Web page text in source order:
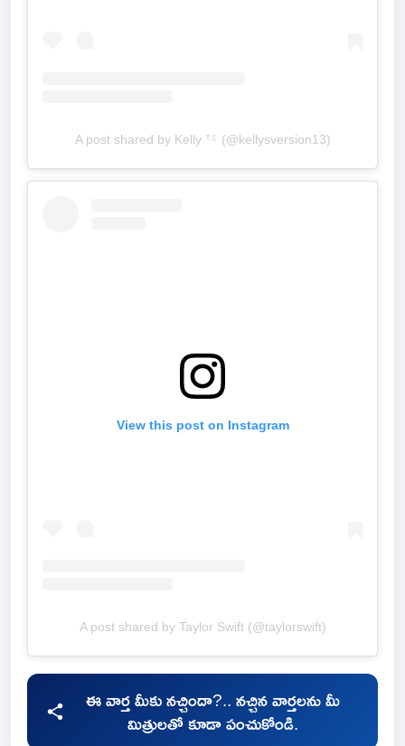
A post shared by Kelly ⸆⸉ (@kellysversion13)
View this post on Instagram
A post shared by Taylor Swift (@taylorswift)
ఈ వార్త మీకు నచ్చిందా?.. నచ్చిన వార్తలను మీ
మిత్రులతో కూడా పంచుకోండి.